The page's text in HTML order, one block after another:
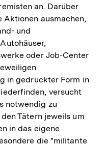
an. Darüber
Aktionen ausmachen,
und
oder Job-Center
in gedruckter Form in
versucht
notwendig zu
Tätern jeweils um
in das eigene
die "militante